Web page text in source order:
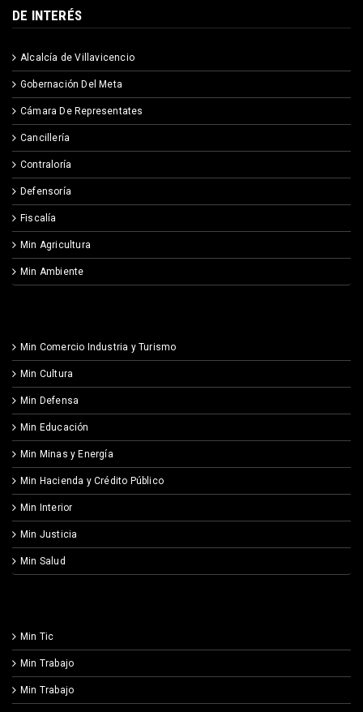
DE INTERÉS
Alcalcía de Villavicencio
Gobernación Del Meta
Cámara De Representates
Cancillería
Contraloría
Defensoría
Fiscalía
Min Agricultura
Min Ambiente
Min Comercio Industria y Turismo
Min Cultura
Min Defensa
Min Educación
Min Minas y Energía
Min Hacienda y Crédito Público
Min Interior
Min Justicia
Min Salud
Min Tic
Min Trabajo
Min Trabajo